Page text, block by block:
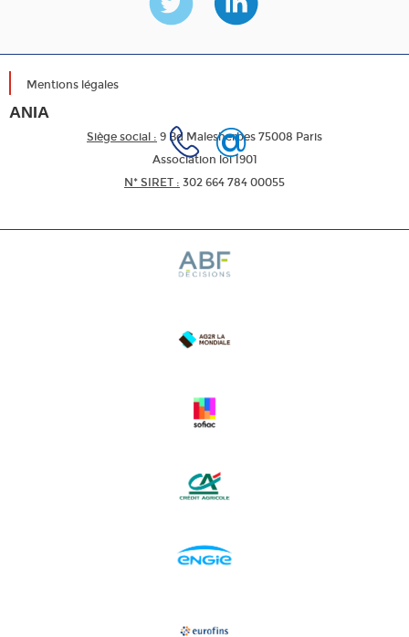
Mentions légales
ANIA
Siège social : 9 Bd Malesherbes 75008 Paris
Association loi 1901
N* SIRET : 302 664 784 00055